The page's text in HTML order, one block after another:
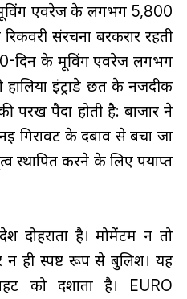
एवरेज के लगभग 5,800
संरचना बरकरार रहती
दिन के मूविंग एवरेज लगभग
इंट्राडे छत के नजदीक
परख पैदा होती है: बाजार ने
गिरावट के दबाव से बचा जा
स्थापित करने के लिए पर्याप्त
दोहराता है। मोमेंटम न तो
ही स्पष्ट रूप से बुलिश। यह
को दर्शाता है। EURO